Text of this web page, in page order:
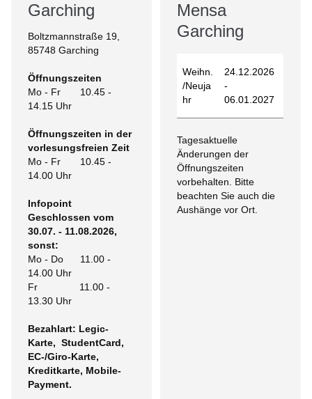
Garching
Boltzmannstraße 19,
85748 Garching
Öffnungszeiten
Mo - Fr 10.45 -
14.15 Uhr
Öffnungszeiten in der
vorlesungsfreien Zeit
Mo - Fr 10.45 -
14.00 Uhr
Infopoint
Geschlossen vom
30.07. - 11.08.2026,
sonst:
Mo - Do 11.00 -
14.00 Uhr
Fr 11.00 -
13.30 Uhr
Bezahlart: Legic-
Karte, StudentCard,
EC-/Giro-Karte,
Kreditkarte, Mobile-
Payment.
Mensa
Garching
Weihn.
/Neuja
hr
24.12.2026
-
06.01.2027
Tagesaktuelle
Änderungen der
Öffnungszeiten
vorbehalten. Bitte
beachten Sie auch die
Aushänge vor Ort.